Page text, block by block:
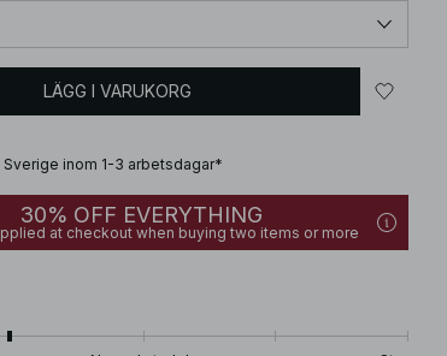
LÄGG I VARUKORG
Sverige inom 1-3 arbetsdagar*
30% OFF EVERYTHING
at checkout when buying two items or more